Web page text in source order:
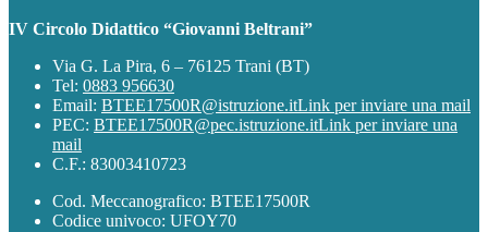
IV Circolo Didattico “Giovanni Beltrani”
Via G. La Pira, 6 – 76125 Trani (BT)
Tel: 0883 956630
Email: BTEE17500R@istruzione.itLink per inviare una mail
PEC: BTEE17500R@pec.istruzione.itLink per inviare una
mail
C.F.: 83003410723
Cod. Meccanografico: BTEE17500R
Codice univoco: UFOY70